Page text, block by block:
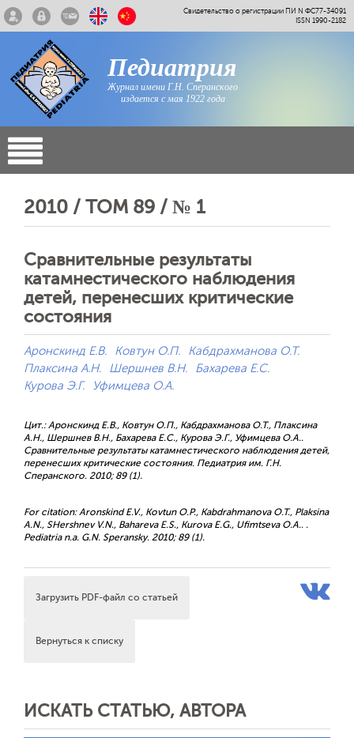
Свидетельство о регистрации ПИ N ФС77-34091
ISSN 1990-2182
Педиатрия
Журнал имени Г.Н. Сперанского
издается с мая 1922 года
2010 / ТОМ 89 / № 1
Сравнительные результаты
катамнестического наблюдения
детей, перенесших критические
состояния
Аронскинд Е.В. Ковтун О.П.
Кабдрахманова О.Т.
Плаксина А.Н.
Шершнев В.Н.
Бахарева Е.С.
Курова Э.Г.
Уфимцева О.А.
Цит.: Аронскинд Е.В., Ковтун О.П., Кабдрахманова О.Т., Плаксина
А.Н., Шершнев В.Н., Бахарева Е.С., Курова Э.Г., Уфимцева О.А..
Сравнительные результаты катамнестического наблюдения детей,
перенесших критические состояния. Педиатрия им. Г.Н.
Сперанского. 2010; 89 (1).
For citation: Aronskind E.V., Kovtun O.P., Kabdrahmanova O.T., Plaksina
A.N., SHershnev V.N., Bahareva E.S., Kurova E.G., Ufimtseva O.A.. .
Pediatria n.a. G.N. Speransky. 2010; 89 (1).
Загрузить PDF-файл со статьей
Вернуться к списку
ИСКАТЬ СТАТЬЮ, АВТОРА